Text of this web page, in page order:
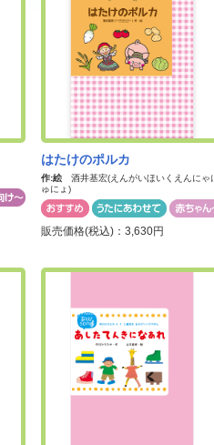
はたけのポルカ
作:絵 酒井基宏(えんがいほいくえんにゃ
ゅにょ)
販売価格(税込)：3,630円